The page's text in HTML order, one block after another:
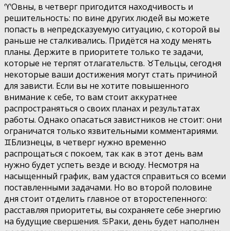
♈️Овны, в четверг пригодится находчивость и
решительность: по вине других людей вы можете
попасть в непредсказуемую ситуацию, с которой вы
раньше не сталкивались. Придётся на ходу менять
планы. Держите в приоритете только те задачи,
которые не терпят отлагательств. ♉️Тельцы, сегодня
некоторые ваши достижения могут стать причиной
для зависти. Если вы не хотите повышенного
внимание к себе, то вам стоит аккуратнее
распространяться о своих планах и результатах
работы. Однако опасаться завистников не стоит: они
ограничатся только язвительными комментариями.
♊️Близнецы, в четверг нужно временно
распрощаться с покоем, так как в этот день вам
нужно будет успеть везде и всюду. Несмотря на
насыщенный график, вам удастся справиться со всеми
поставленными задачами. Но во второй половине
дня стоит отделить главное от второстепенного:
расставляя приоритеты, вы сохраняете себе энергию
на будущие свершения. ♋️Раки, день будет наполнен